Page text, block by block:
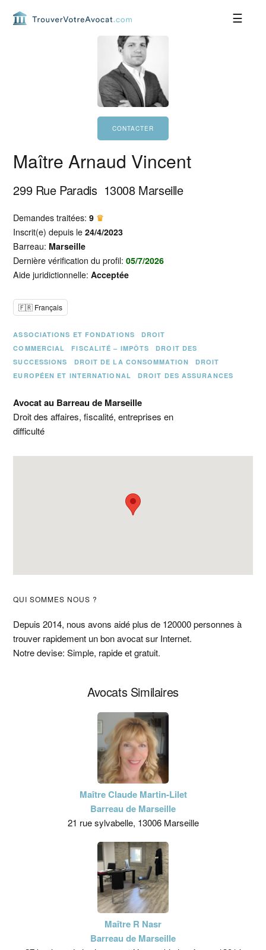
Maître Arnaud Vincent
299 Rue Paradis 13008 Marseille
Demandes traitées:9 ♛
Inscrit(e) depuis le24/4/2023
Barreau: Marseille
Dernière vérification du profil:05/7/2026
Aide juridictionnelle:Acceptée
🇫🇷 Français
ASSOCIATIONS ET FONDATIONS
DROIT
COMMERCIAL
FISCALITÉ – IMPÔTS
DROIT DES
SUCCESSIONS
DROIT DE LA CONSOMMATION
DROIT
EUROPÉEN ET INTERNATIONAL
DROIT DES ASSURANCES
Avocat au Barreau de Marseille
Droit des affaires, fiscalité, entreprises en
difficulté
Barre
latérale
principale
QUI SOMMES NOUS ?
Depuis 2014, nous avons aidé plus de 120000 personnes à
trouver rapidement un bon avocat sur Internet.
Notre devise: Simple, rapide et gratuit.
Avocats Similaires
Maître Claude Martin-Lilet
Barreau de Marseille
21 rue sylvabelle, 13006 Marseille
Maître R Nasr
Barreau de Marseille